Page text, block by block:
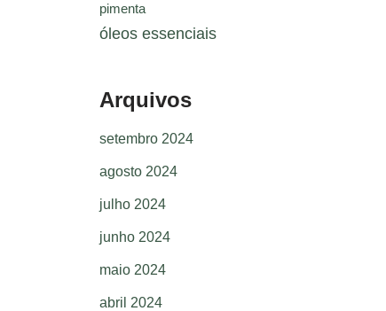
pimenta
óleos essenciais
Arquivos
setembro 2024
agosto 2024
julho 2024
junho 2024
maio 2024
abril 2024